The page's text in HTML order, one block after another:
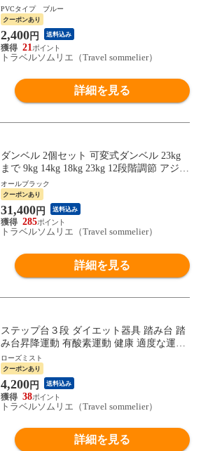
リング スマート 折りたたみ 送料無料 ※北
海道、沖縄県、離島を除く 【ロジ発送】P
VC ブルー トラベルソムリエ w-tre5
PVCタイプ ブルー
クーポンあり
2,400円 送料込み
21
トラベルソムリエ（Travel sommelier）
詳細を見る
ダンベル 2個セット 可変式ダンベル 23kg
まで 9kg 14kg 18kg 23kg 12段階調節 アジャ
スタブルダンベル 筋トレ ダイエット 筋力
トレーニング 体力アップ 送料無料 ※北海
道、沖縄県、離島を除く 【ロジ発送】オー
ルブラック トラベルソムリエ w-tre5
オールブラック
クーポンあり
31,400円 送料込み
285
トラベルソムリエ（Travel sommelier）
詳細を見る
ステップ台３段 ダイエット器具 踏み台 踏
み台昇降運動 有酸素運動 健康 適度な運動
エクササイズ フィットネス 室内運動器具
コンパクト 送料無料 ※北海道、沖縄県、
離島を除く 【ロジ発送】ローズミスト ト
ラベルソムリエ w-tre5
ローズミスト
クーポンあり
4,200円 送料込み
38
トラベルソムリエ（Travel sommelier）
詳細を見る